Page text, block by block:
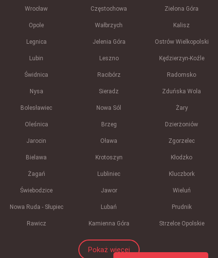
Wrocław Częstochowa Zielona Góra
Opole Wałbrzych Kalisz
Legnica Jelenia Góra Ostrów Wielkopolski
Lubin Leszno Kędzierzyn-Koźle
Świdnica Racibórz Radomsko
Nysa Sieradz Zduńska Wola
Bolesławiec Nowa Sól Żary
Oleśnica Brzeg Dzierżoniów
Jarocin Oława Zgorzelec
Bielawa Krotoszyn Kłodzko
Żagań Lubliniec Kluczbork
Świebodzice Jawor Wieluń
Nowa Ruda - Słupiec Lubań Prudnik
Rawicz Kamienna Góra Strzelce Opolskie
Pokaż więcej